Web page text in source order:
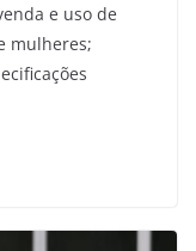
e uso de
mulheres;